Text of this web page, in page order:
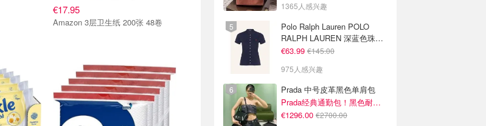
€17.95
Amazon 3层卫生纸 200张 48卷
1365人感兴趣
Polo Ralph Lauren POLO
RALPH LAUREN 深蓝色珠地
布 Polo衫
€63.99 €145.00
975人感兴趣
Prada 中号皮革黑色单肩包
Prada经典通勤包！黑色耐看又百搭
€1296.00 €2700.00